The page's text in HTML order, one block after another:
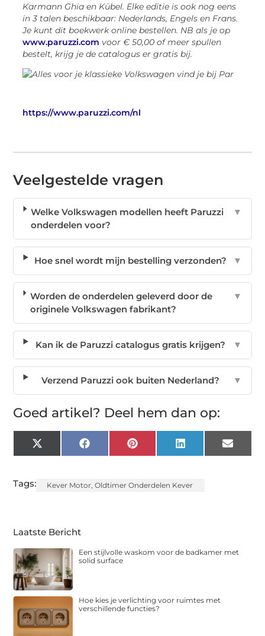
Karmann Ghia en Kübel. Elke editie is ook nog eens
in 3 talen beschikbaar: Nederlands, Engels en Frans.
Je kunt dit boekwerk online bestellen. NB als je op
www.paruzzi.com voor € 50,00 of meer spullen
bestelt, krijg je de catalogus er gratis bij.
https://www.paruzzi.com/nl
Veelgestelde vragen
Welke Volkswagen modellen heeft Paruzzi
onderdelen voor?
▼
Hoe snel wordt mijn bestelling verzonden? ▼
Worden de onderdelen geleverd door de
originele Volkswagen fabrikant?
▼
Kan ik de Paruzzi catalogus gratis krijgen? ▼
Verzend Paruzzi ook buiten Nederland? ▼
Goed artikel? Deel hem dan op:
X
(Twitter)
FacebookPinterest LinkedIn Email
Tags: Kever Motor,Oldtimer Onderdelen Kever
Laatste Bericht
Een stijlvolle waskom voor de badkamer met
solid surface
Hoe kies je verlichting voor ruimtes met
verschillende functies?